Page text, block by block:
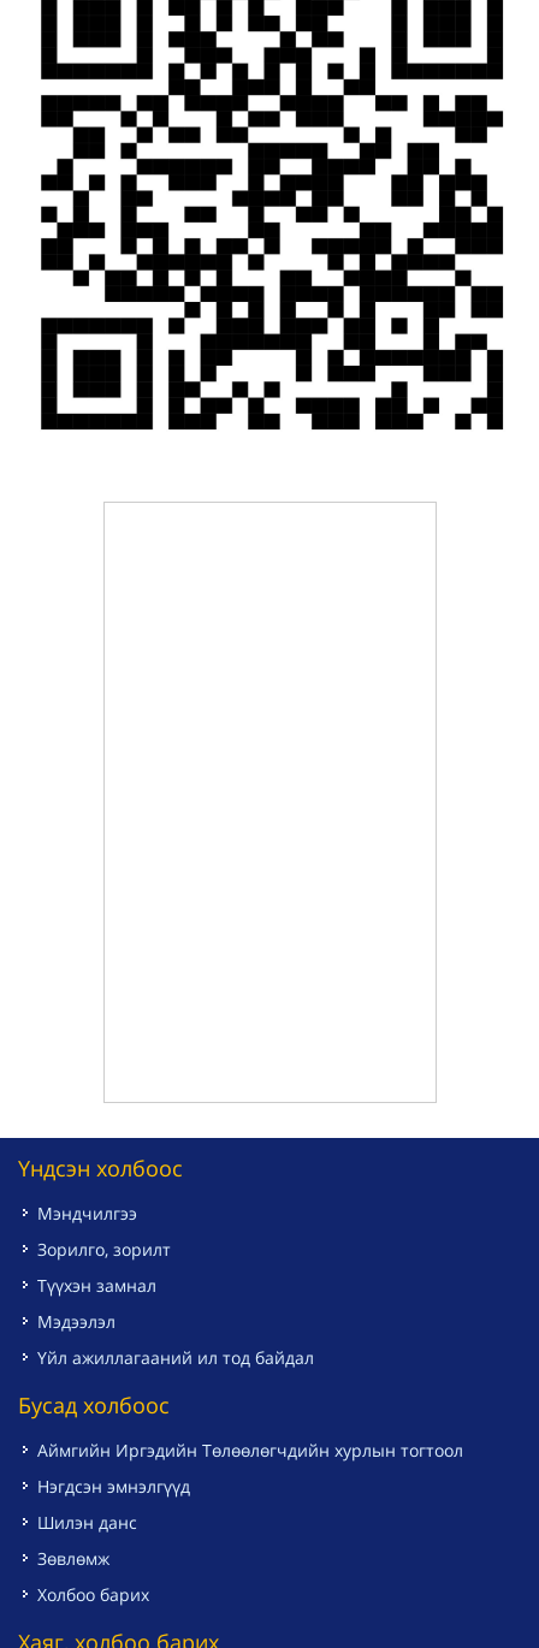
Үндсэн холбоос
Мэндчилгээ
Зорилго, зорилт
Түүхэн замнал
Мэдээлэл
Үйл ажиллагааний ил тод байдал
Бусад холбоос
Аймгийн Иргэдийн Төлөөлөгчдийн хурлын тогтоол
Нэгдсэн эмнэлгүүд
Шилэн данс
Зөвлөмж
Холбоо барих
Хаяг, холбоо барих